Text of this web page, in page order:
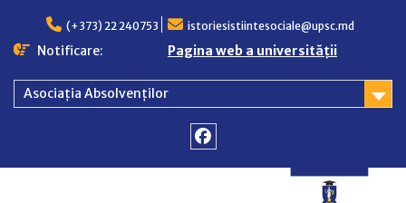
content
(+373) 22 240753 istoriesistiintesociale@upsc.md
Notificare: Pagina web a universității
Asociația Absolvenților